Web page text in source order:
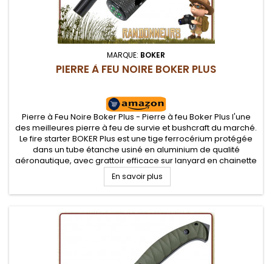
MARQUE: BOKER
PIERRE À FEU NOIRE BOKER PLUS
Pierre à Feu Noire Boker Plus - Pierre à feu Boker Plus l'une
des meilleures pierre à feu de survie et bushcraft du marché.
Le fire starter BOKER Plus est une tige ferrocérium protégée
dans un tube étanche usiné en aluminium de qualité
aéronautique, avec grattoir efficace sur lanyard en chainette
métallique
En savoir plus